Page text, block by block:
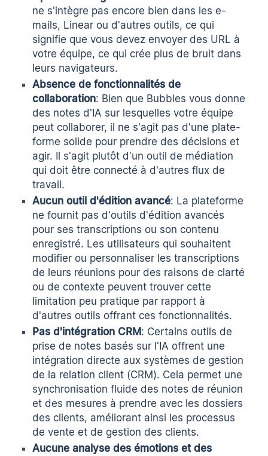
ne s'intègre pas encore bien dans les e-
mails, Linear ou d'autres outils, ce qui
signifie que vous devez envoyer des URL à
votre équipe, ce qui crée plus de bruit dans
leurs navigateurs.
Absence de fonctionnalités de
collaboration: Bien que Bubbles vous donne
des notes d'IA sur lesquelles votre équipe
peut collaborer, il ne s'agit pas d'une plate-
forme solide pour prendre des décisions et
agir. Il s'agit plutôt d'un outil de médiation
qui doit être connecté à d'autres flux de
travail.
Aucun outil d'édition avancé: La plateforme
ne fournit pas d'outils d'édition avancés
pour ses transcriptions ou son contenu
enregistré. Les utilisateurs qui souhaitent
modifier ou personnaliser les transcriptions
de leurs réunions pour des raisons de clarté
ou de contexte peuvent trouver cette
limitation peu pratique par rapport à
d'autres outils offrant ces fonctionnalités.
Pas d'intégration CRM: Certains outils de
prise de notes basés sur l'IA offrent une
intégration directe aux systèmes de gestion
de la relation client (CRM). Cela permet une
synchronisation fluide des notes de réunion
et des mesures à prendre avec les dossiers
des clients, améliorant ainsi les processus
de vente et de gestion des clients.
Aucune analyse des émotions et des